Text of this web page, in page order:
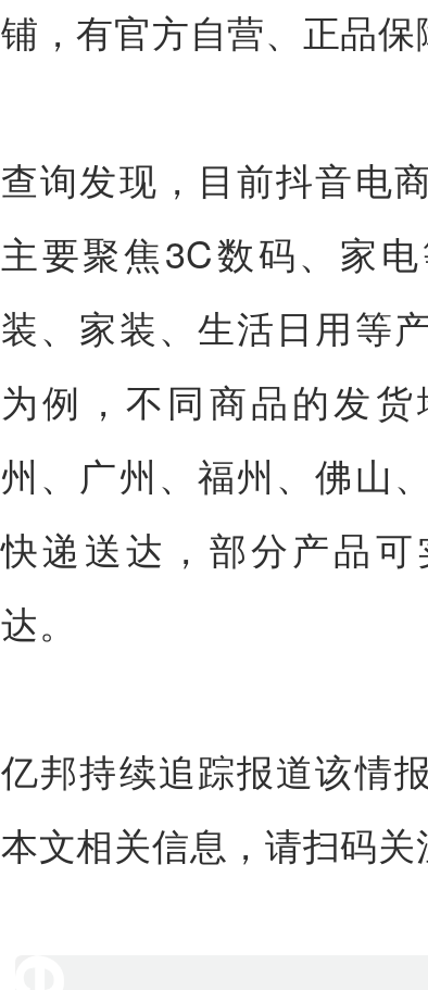
铺，有官方自营、正品保
查询发现，目前抖音电
主要聚焦3C数码、家
装、家装、生活日用等
为例，不同商品的发
州、广州、福州、佛山
快递送达，部分产品
达。
亿邦持续追踪报道该情
本文相关信息，请扫码关